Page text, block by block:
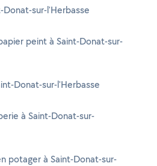
Donat-sur-l'Herbasse
peint à Saint-Donat-sur-
Donat-sur-l'Herbasse
à Saint-Donat-sur-
potager à Saint-Donat-sur-